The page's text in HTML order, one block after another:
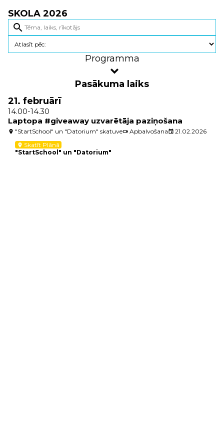
SKOLA 2026
search
Programma
Pasākuma laiks
21. februārī
14.00-14.30
Laptopa #giveaway uzvarētāja paziņošana
location_on "StartSchool" un "Datorium" skatuvevideocam Apbalvošanaevent 21.02.2026
location_on Skatīt Plānā
"StartSchool" un "Datorium"